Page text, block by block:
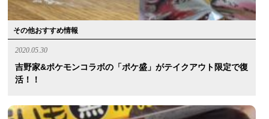
その他おすすめ情報
2020.05.30
吉野家&ポケモンコラボの「ポケ盛」がテイクアウト限定で復
活！！